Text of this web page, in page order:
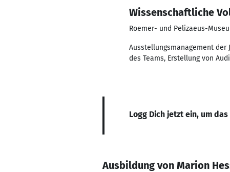
Wissenschaftliche
Roemer- und Pelizaeus-
Ausstellungsmanagement der
des Teams, Erstellung von
Logg Dich jetzt ein, um
Ausbildung von Marion